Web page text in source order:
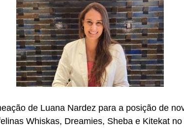
de Luana Nardez para a posição de
Whiskas, Dreamies, Sheba e Kitekat